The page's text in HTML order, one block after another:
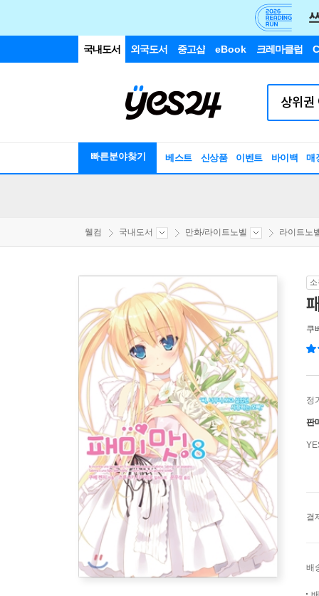
국내도서 외국도서 중고샵 eBook 크레마클럽
빠른분야찾기 베스트 신상품 이벤트 바이백 매
웰컴 국내도서 만화/라이트노벨 라이트노
쿠
정
판
결
배